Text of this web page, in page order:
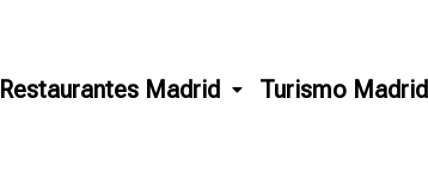
Restaurantes Madrid Turismo Madrid